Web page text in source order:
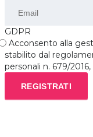
GDPR
Acconsento alla
stabilito dal
personali n. 679/
REGISTRATI